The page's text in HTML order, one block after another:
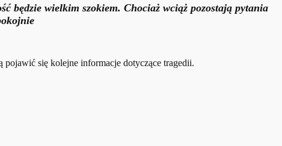
będzie wielkim szokiem. Chociaż wciąż pozostają pytania
się kolejne informacje dotyczące tragedii.